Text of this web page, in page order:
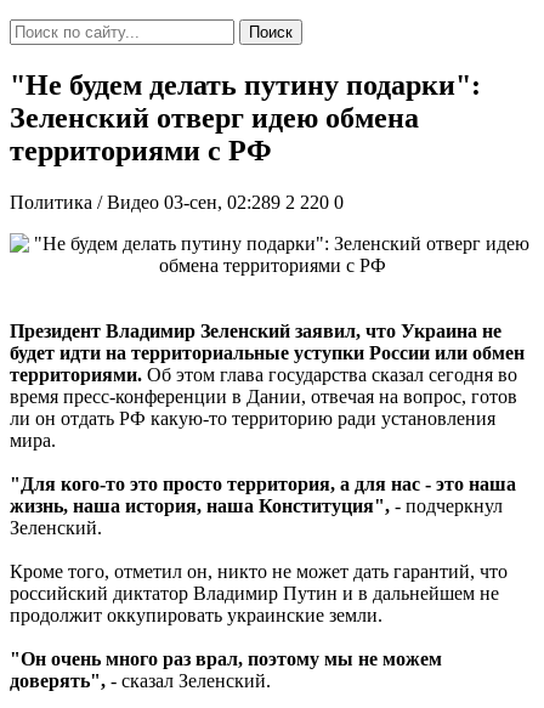
Поиск
"Не будем делать путину подарки":
Зеленский отверг идею обмена
территориями с РФ
Политика / Видео 03-сен, 02:289 2 220 0
Президент Владимир Зеленский заявил, что Украина не
будет идти на территориальные уступки России или обмен
территориями. Об этом глава государства сказал сегодня во
время пресс-конференции в Дании, отвечая на вопрос, готов
ли он отдать РФ какую-то территорию ради установления
мира.
"Для кого-то это просто территория, а для нас - это наша
жизнь, наша история, наша Конституция", - подчеркнул
Зеленский.
Кроме того, отметил он, никто не может дать гарантий, что
российский диктатор Владимир Путин и в дальнейшем не
продолжит оккупировать украинские земли.
"Он очень много раз врал, поэтому мы не можем
доверять", - сказал Зеленский.